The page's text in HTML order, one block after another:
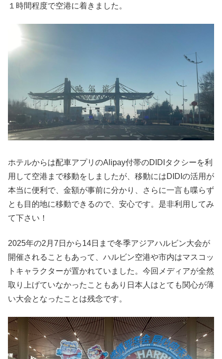
１時間程度で空港に着きました。
ホテルからは配車アプリのAlipay付帯のDIDIタクシーを利
用して空港まで移動をしましたが、移動にはDIDIの活用が
本当に便利で、金額が事前に分かり、さらに一言も喋らず
とも目的地に移動できるので、安心です。是非利用してみ
て下さい！
2025年の2月7日から14日まで冬季アジアハルビン大会が
開催されることもあって、ハルビン空港や市内はマスコッ
トキャラクターが置かれていました。今回メディアが全然
取り上げていなかったこともあり日本人はとても関心が薄
い大会となったことは残念です。